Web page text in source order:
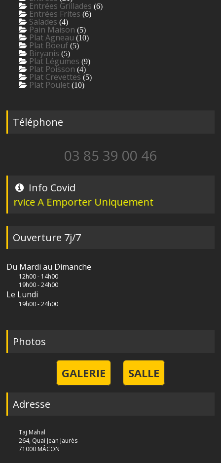
Entrées Grillades (6)
Entrées Frites (6)
Salades (4)
Pain Maison (5)
Plat Agneau (10)
Plat Boeuf (5)
Biryanis (5)
Plat Légumes (9)
Plat Poisson (4)
Plat Crevettes (5)
Plat Poulet (10)
Téléphone
03 85 39 00 46
Info Covid
A Emporter Uniquement
Ouverture 7j/7
Du Mardi au Dimanche
12h00 - 14h00
19h00 - 24h00
Le Lundi
19h00 - 24h00
Photos
GALERIE SALLE
Adresse
Taj Mahal
264, Quai Jean Jaurès
71000 MÂCON